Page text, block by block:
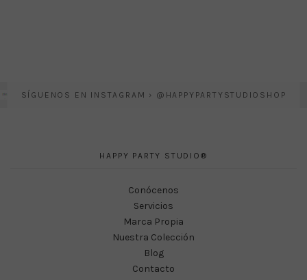
SÍGUENOS EN INSTAGRAM › @HAPPYPARTYSTUDIOSHOP
HAPPY PARTY STUDIO®
Conócenos
Servicios
Marca Propia
Nuestra Colección
Blog
Contacto